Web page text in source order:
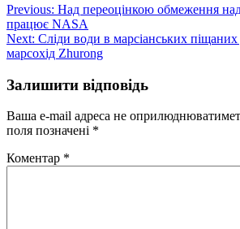
Навігація
записів
Previous: Над переоцінкою обмеження
працює NASA
Next: Сліди води в марсіанських
марсохід Zhurong
Залишити відповідь
Ваша e-mail адреса не
поля позначені *
Коментар *